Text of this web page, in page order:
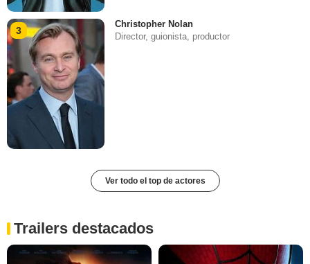
3
Christopher Nolan
Director, guionista, productor
Ver todo el top de actores
Trailers destacados